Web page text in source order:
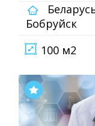
Бобруйск
100 м2